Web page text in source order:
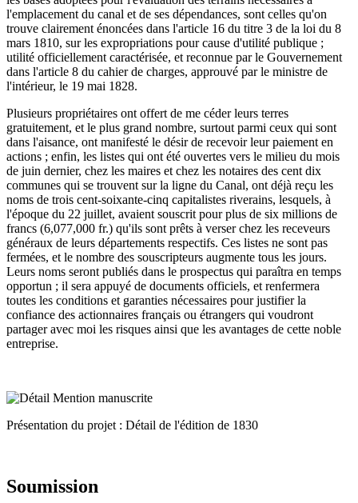
l'emplacement du canal et de ses dépendances, sont celles qu'on
trouve clairement énoncées dans l'article 16 du titre 3 de la loi du 8
mars 1810, sur les expropriations pour cause d'utilité publique ;
utilité officiellement caractérisée, et reconnue par le Gouvernement
dans l'article 8 du cahier de charges, approuvé par le ministre de
l'intérieur, le 19 mai 1828.
Plusieurs propriétaires ont offert de me céder leurs terres
gratuitement, et le plus grand nombre, surtout parmi ceux qui sont
dans l'aisance, ont manifesté le désir de recevoir leur paiement en
actions ; enfin, les listes qui ont été ouvertes vers le milieu du mois
de juin dernier, chez les maires et chez les notaires des cent dix
communes qui se trouvent sur la ligne du Canal, ont déjà reçu les
noms de trois cent-soixante-cinq capitalistes riverains, lesquels, à
l'époque du 22 juillet, avaient souscrit pour plus de six millions de
francs (6,077,000 fr.) qu'ils sont prêts à verser chez les receveurs
généraux de leurs départements respectifs. Ces listes ne sont pas
fermées, et le nombre des souscripteurs augmente tous les jours.
Leurs noms seront publiés dans le prospectus qui paraîtra en temps
opportun ; il sera appuyé de documents officiels, et renfermera
toutes les conditions et garanties nécessaires pour justifier la
confiance des actionnaires français ou étrangers qui voudront
partager avec moi les risques ainsi que les avantages de cette noble
entreprise.
Présentation du projet : Détail de l'édition de 1830
Soumission